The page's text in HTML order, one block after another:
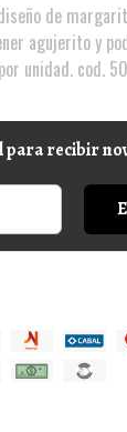
de
agujerito y
unidad. cod.
para recibir